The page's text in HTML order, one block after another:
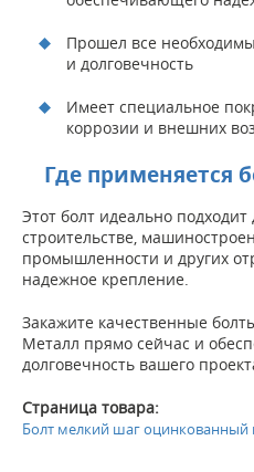
Прошел все
и долговечность
Имеет специальное
коррозии и внешних
Где применяется
Этот болт идеально
строительстве,
промышленности и других
надежное крепление.
Закажите качественные
Металл прямо сейчас и
долговечность вашего
Страница товара:
Болт мелкий шаг оцинкованный